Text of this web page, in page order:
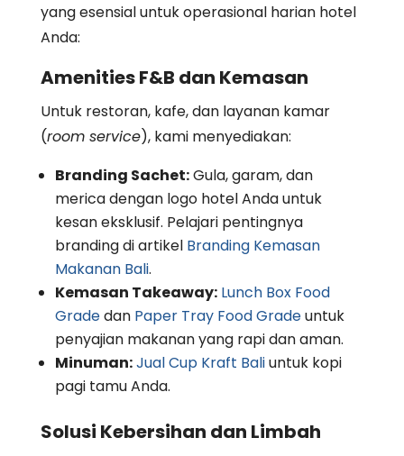
yang esensial untuk operasional harian hotel
Anda:
Amenities F&B dan Kemasan
Untuk restoran, kafe, dan layanan kamar
(room service), kami menyediakan:
Branding Sachet:Gula, garam, dan
merica dengan logo hotel Anda untuk
kesan eksklusif. Pelajari pentingnya
branding di artikel Branding Kemasan
Makanan Bali.
Kemasan Takeaway: Lunch Box Food
Gradedan Paper Tray Food Gradeuntuk
penyajian makanan yang rapi dan aman.
Minuman:Jual Cup Kraft Baliuntuk kopi
pagi tamu Anda.
Solusi Kebersihan dan Limbah